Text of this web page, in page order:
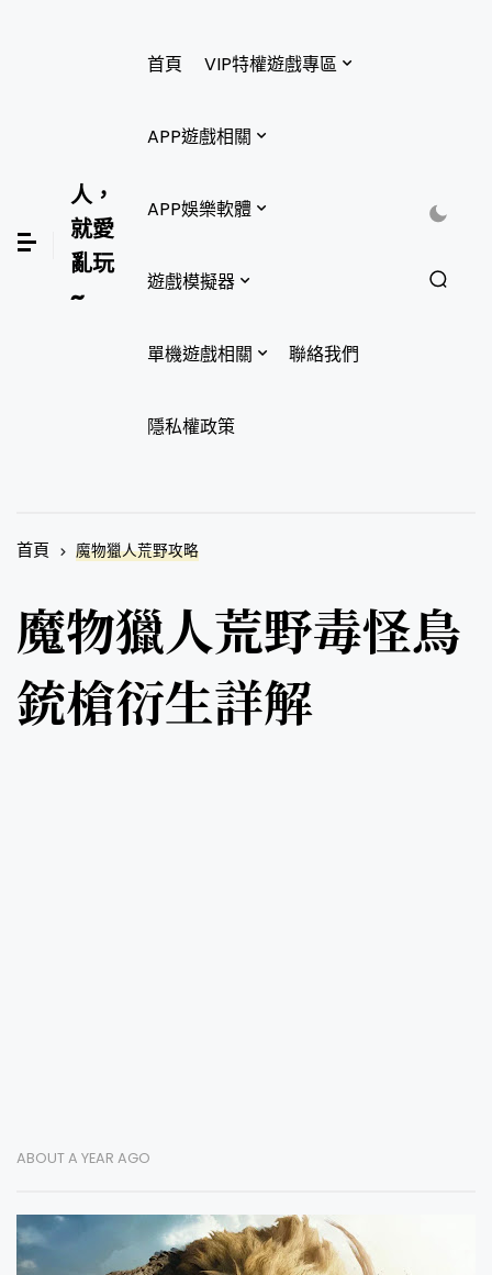
人，
就愛
亂玩
~
首頁 VIP特權遊戲專區
APP遊戲相關
APP娛樂軟體
遊戲模擬器
單機遊戲相關 聯絡我們
隱私權政策
首頁 魔物獵人荒野攻略
魔物獵人荒野毒怪鳥
銃槍衍生詳解
ABOUT A YEAR AGO